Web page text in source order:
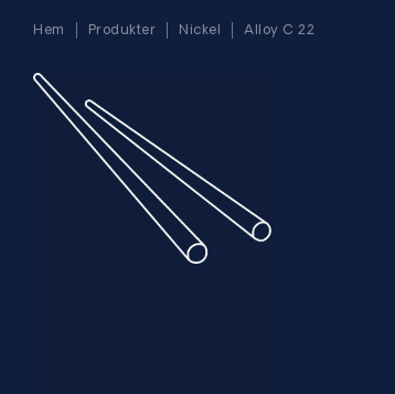
Hem Produkter Nickel Alloy C 22